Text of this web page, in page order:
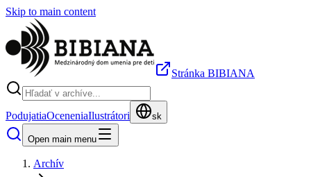
Skip to main content
Stránka BIBIANA
PodujatiaOceneniaIlustrátori sk
Open main menu
Archív